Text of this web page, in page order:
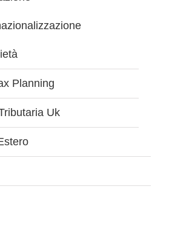
Planning
Uk